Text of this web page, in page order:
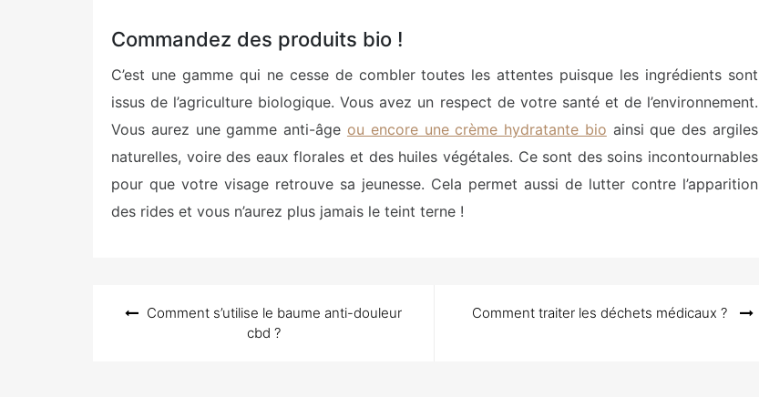
Commandez des produits bio !
C’est une gamme qui ne cesse de combler toutes les attentes puisque les ingrédients sont
issus de l’agriculture biologique. Vous avez un respect de votre santé et de l’environnement.
Vous aurez une gamme anti-âge ou encore une crème hydratante bio ainsi que des argiles
naturelles, voire des eaux florales et des huiles végétales. Ce sont des soins incontournables
pour que votre visage retrouve sa jeunesse. Cela permet aussi de lutter contre l’apparition
des rides et vous n’aurez plus jamais le teint terne !
Comment s’utilise le baume anti-douleur
cbd ?
Comment traiter les déchets médicaux ?